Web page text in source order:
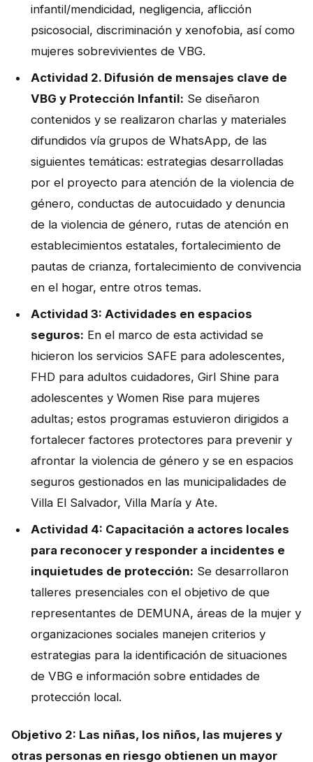
infantil/mendicidad, negligencia, aflicción
psicosocial, discriminación y xenofobia, así como
mujeres sobrevivientes de VBG.
Actividad 2. Difusión de mensajes clave de
VBG y Protección Infantil: Se diseñaron
contenidos y se realizaron charlas y materiales
difundidos vía grupos de WhatsApp, de las
siguientes temáticas: estrategias desarrolladas
por el proyecto para atención de la violencia de
género, conductas de autocuidado y denuncia
de la violencia de género, rutas de atención en
establecimientos estatales, fortalecimiento de
pautas de crianza, fortalecimiento de convivencia
en el hogar, entre otros temas.
Actividad 3: Actividades en espacios
seguros: En el marco de esta actividad se
hicieron los servicios SAFE para adolescentes,
FHD para adultos cuidadores, Girl Shine para
adolescentes y Women Rise para mujeres
adultas; estos programas estuvieron dirigidos a
fortalecer factores protectores para prevenir y
afrontar la violencia de género y se en espacios
seguros gestionados en las municipalidades de
Villa El Salvador, Villa María y Ate.
Actividad 4: Capacitación a actores locales
para reconocer y responder a incidentes e
inquietudes de protección: Se desarrollaron
talleres presenciales con el objetivo de que
representantes de DEMUNA, áreas de la mujer y
organizaciones sociales manejen criterios y
estrategias para la identificación de situaciones
de VBG e información sobre entidades de
protección local.
Objetivo 2: Las niñas, los niños, las mujeres y
otras personas en riesgo obtienen un mayor